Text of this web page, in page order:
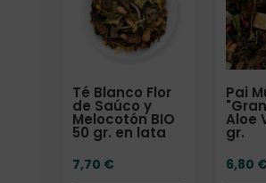
Té Blanco Flor
de Saúco y
Melocotón BIO
50 gr. en lata
7,70 €
Pai
Aloe
gr.
6,80 €